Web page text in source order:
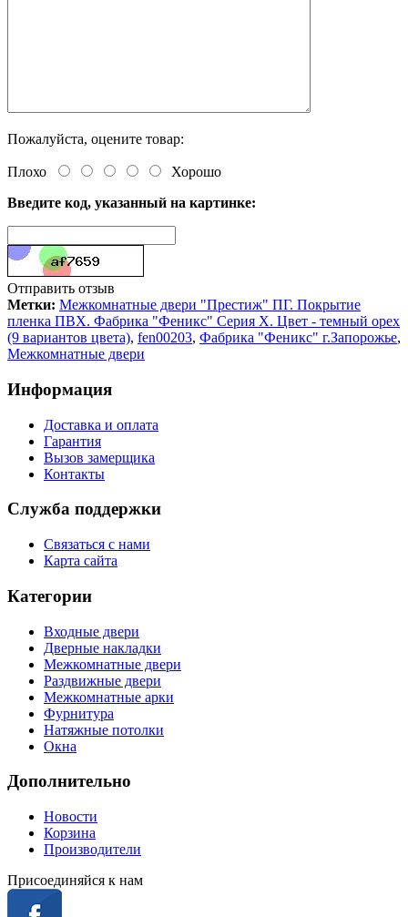
Пожалуйста, оцените товар:
Плохо
Хорошо
Введите код, указанный на картинке:
Отправить отзыв
Метки: Межкомнатные двери "Престиж" ПГ. Покрытие
пленка ПВХ. Фабрика "Феникс" Серия Х. Цвет - темный орех
(9 вариантов цвета), fen00203, Фабрика "Феникс" г.Запорожье,
Межкомнатные двери
Информация
Доставка и оплата
Гарантия
Вызов замерщика
Контакты
Служба поддержки
Связаться с нами
Карта сайта
Категории
Входные двери
Дверные накладки
Межкомнатные двери
Раздвижные двери
Межкомнатные арки
Фурнитура
Натяжные потолки
Окна
Дополнительно
Новости
Корзина
Производители
Присоединяйся к нам